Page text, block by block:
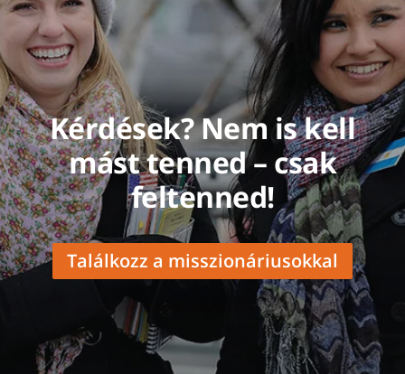
Kérdések? Nem is kell
mást tenned – csak
feltenned!
Találkozz a misszionáriusokkal